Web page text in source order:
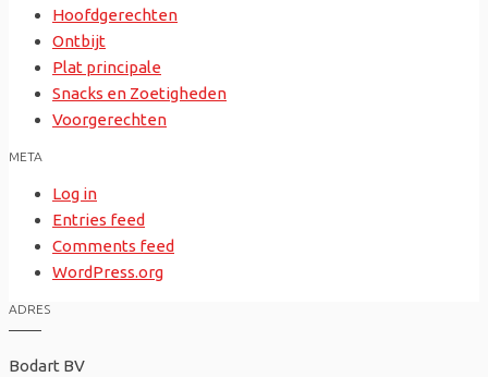
Hoofdgerechten
Ontbijt
Plat principale
Snacks en Zoetigheden
Voorgerechten
META
Log in
Entries feed
Comments feed
WordPress.org
ADRES
Bodart BV